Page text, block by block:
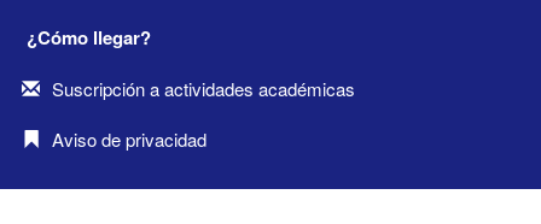
¿Cómo llegar?
Suscripción a actividades académicas
Aviso de privacidad